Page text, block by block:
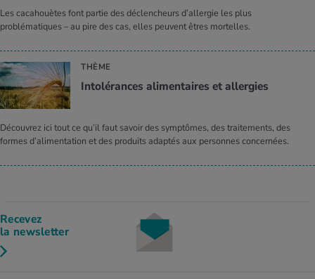
Les cacahouètes font partie des déclencheurs d’allergie les plus
problématiques – au pire des cas, elles peuvent êtres mortelles.
THÈME
Intolérances alimentaires et allergies
Découvrez ici tout ce qu’il faut savoir des symptômes, des traitements, des
formes d’alimentation et des produits adaptés aux personnes concernées.
Recevez
la newsletter